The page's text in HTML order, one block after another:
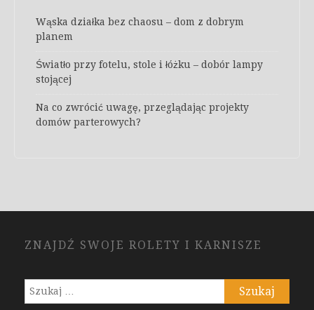
Wąska działka bez chaosu – dom z dobrym
planem
Światło przy fotelu, stole i łóżku – dobór lampy
stojącej
Na co zwrócić uwagę, przeglądając projekty
domów parterowych?
ZNAJDŹ SWOJE ROLETY I KARNISZE
Szukaj: